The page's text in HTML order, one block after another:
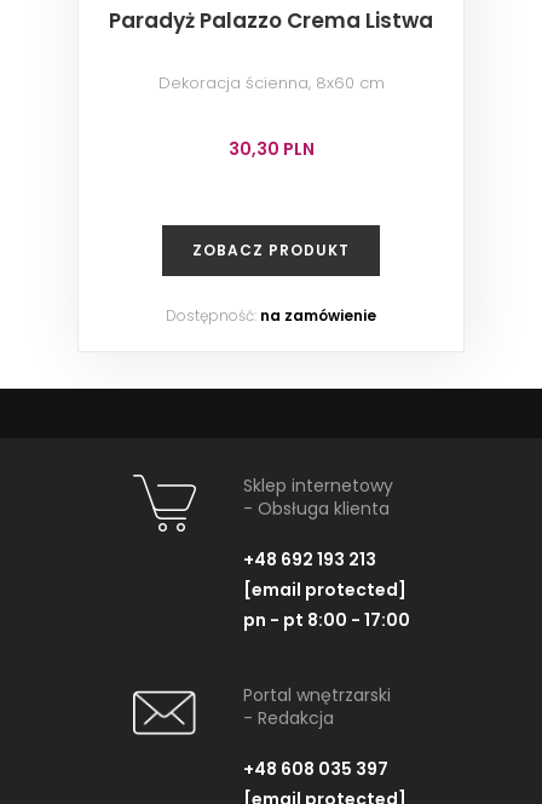
Paradyż Palazzo Crema Listwa
Dekoracja ścienna, 8x60 cm
30,30 PLN
ZOBACZ PRODUKT
Dostępność: na zamówienie
Sklep internetowy
- Obsługa klienta
+48 692 193 213
[email protected]
pn - pt 8:00 - 17:00
Portal wnętrzarski
- Redakcja
+48 608 035 397